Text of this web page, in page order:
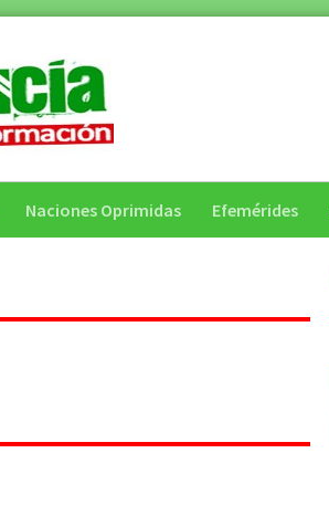
Naciones Oprimidas Efemérides